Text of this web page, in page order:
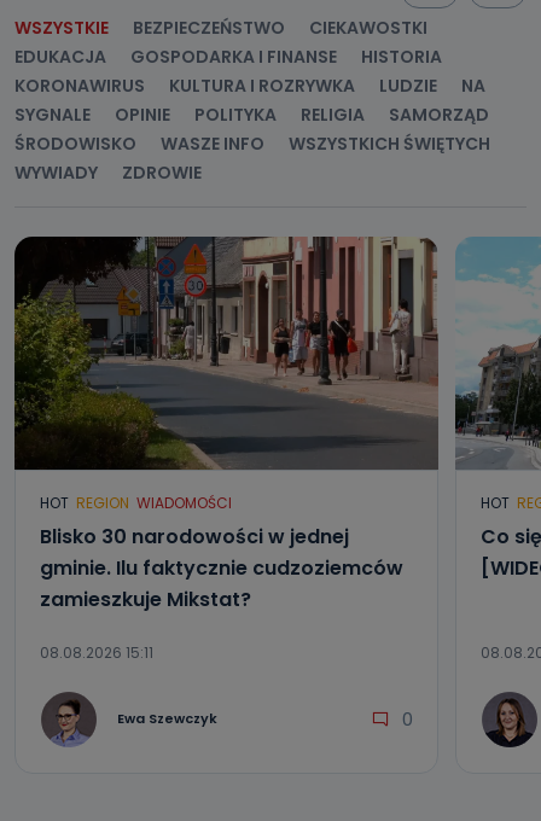
WSZYSTKIE BEZPIECZEŃSTWO
CIEKAWOSTKI
EDUKACJA
GOSPODARKA I FINANSE
HISTORIA
KORONAWIRUS
KULTURA I ROZRYWKA LUDZIE
NA
SYGNALE
OPINIE POLITYKA RELIGIA
SAMORZĄD
ŚRODOWISKO
WASZE INFO
WSZYSTKICH ŚWIĘTYCH
WYWIADY
ZDROWIE
HOT REGION WIADOMOŚCI
Blisko 30 narodowości w jednej
gminie. Ilu faktycznie cudzoziemców
zamieszkuje Mikstat?
08.08.2026 15:11
Ewa Szewczyk 0
HOT
Co